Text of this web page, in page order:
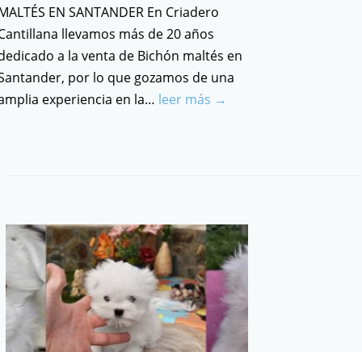
EN SANTANDER En Criadero
llevamos más de 20 años
a la venta de Bichón maltés en
por lo que gozamos de una
experiencia en la… leer más →